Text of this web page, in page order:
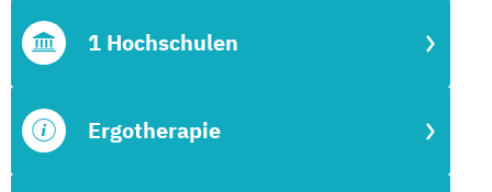
Ergotherapie
1 Hochschulen